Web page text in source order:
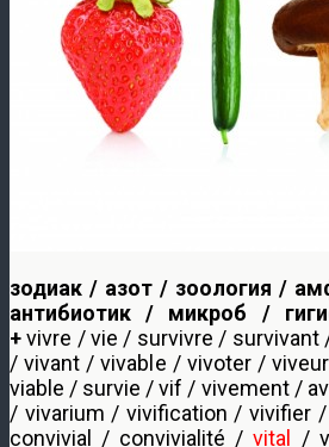
зодиак / азот / зоология /
антибиотик / микроб /
+vivre / vie / survivre / survivant
/ vivant / vivable / vivoter /
viable / survie / vif / vivement /
/ vivarium / vivification / vivifier
convivial / convivialité /vital /